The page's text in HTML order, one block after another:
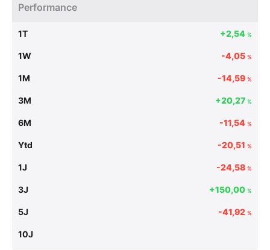
Performance
1T +2,54 %
1W -4,05 %
1M -14,59 %
3M +20,27 %
6M -11,54 %
Ytd -20,51 %
1J -24,58 %
3J +150,00 %
5J -41,92 %
10J